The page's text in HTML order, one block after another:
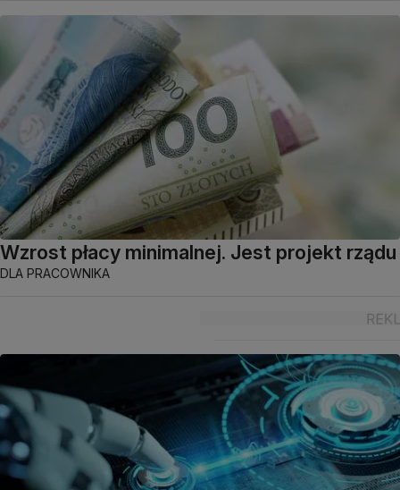
Wzrost płacy minimalnej. Jest projekt rządu
DLA PRACOWNIKA